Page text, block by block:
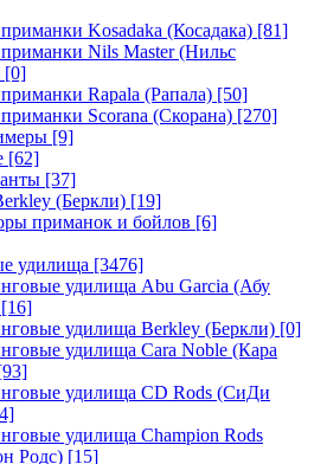
Kosadaka (Косадака) [81]
Nils Master (Нильс
[0]
Rapala (Рапала) [50]
Scorana (Скорана) [270]
[9]
[62]
[37]
(Беркли) [19]
приманок и бойлов [6]
удилища [3476]
удилища Abu Garcia (Абу
[16]
удилища Berkley (Беркли) [0]
удилища Cara Noble (Кара
удилища CD Rods (СиДи
удилища Champion Rods
Родс) [15]